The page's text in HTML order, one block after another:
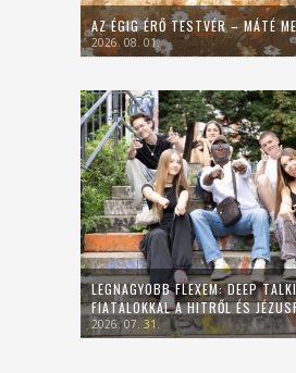
AZ ÉGIG ÉRŐ TESTVÉR – MÁTÉ
2026. 08. 01.
LEGNAGYOBB FLEXEM: DEEP
FIATALOKKAL A HITRŐL ÉS
2026. 07. 31.